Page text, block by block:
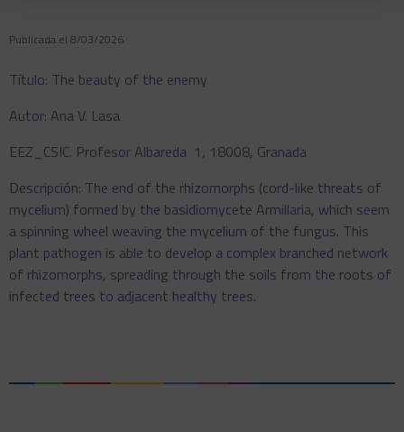
Publicada el 8/03/2026
Título: The beauty of the enemy
Autor: Ana V. Lasa
EEZ_CSIC. Profesor Albareda 1, 18008, Granada
Descripción: The end of the rhizomorphs (cord-like threats of
mycelium) formed by the basidiomycete Armillaria, which seem
a spinning wheel weaving the mycelium of the fungus. This
plant pathogen is able to develop a complex branched network
of rhizomorphs, spreading through the soils from the roots of
infected trees to adjacent healthy trees.